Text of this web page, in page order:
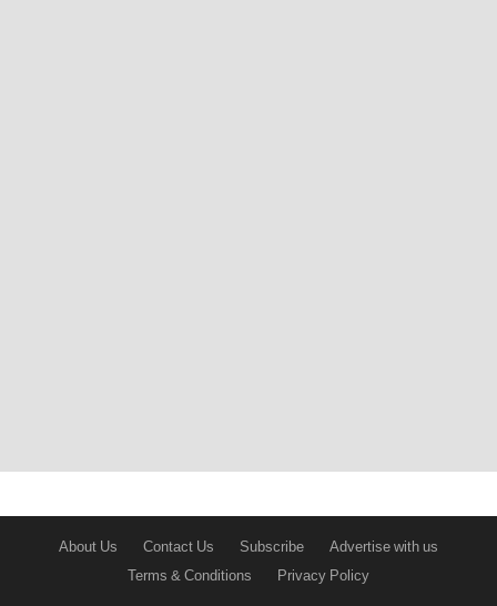
About Us Contact Us Subscribe
Advertise with us
Terms & Conditions
Privacy Policy